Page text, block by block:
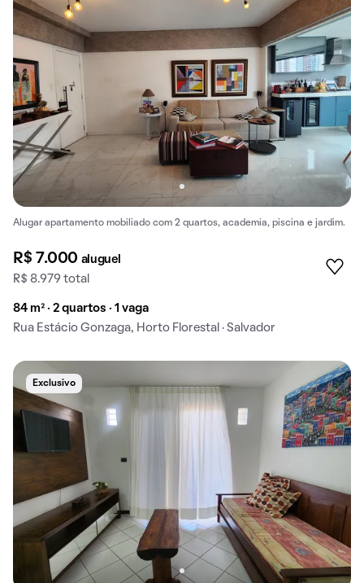
Alugar apartamento mobiliado com 2 quartos, academia, piscina e jardim.
R$ 7.000 aluguel
R$ 8.979 total
84 m² · 2 quartos · 1 vaga
Rua Estácio Gonzaga, Horto Florestal · Salvador
Exclusivo